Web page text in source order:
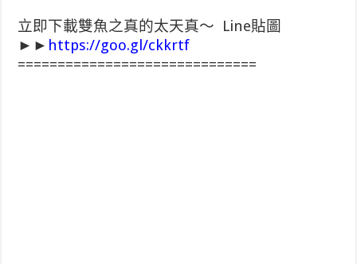
立即下載雙魚之真的太天真～ Line貼圖
►► https://goo.gl/ckkrtf
==============================